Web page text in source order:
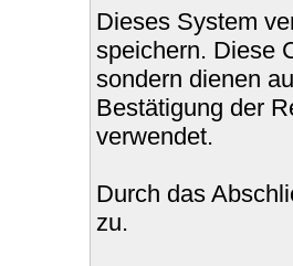
Dieses System
speichern. Diese
sondern dienen
Bestätigung der
verwendet.
Durch das
zu.